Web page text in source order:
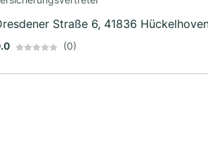
Straße 6, 41836
(0)